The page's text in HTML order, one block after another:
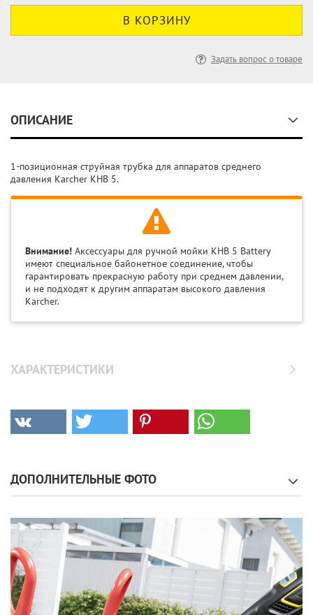
Задать вопрос о товаре
ОПИСАНИЕ
1-позиционная струйная трубка для аппаратов среднего
давления Karcher KHB 5.
Внимание! Аксессуары для ручной мойки KHB 5 Battery
имеют специальное байонетное соединение, чтобы
гарантировать прекрасную работу при среднем давлении,
и не подходят к другим аппаратам высокого давления
Karcher.
ХАРАКТЕРИСТИКИ
ДОПОЛНИТЕЛЬНЫЕ ФОТО